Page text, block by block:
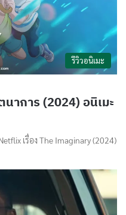
รีวิวอนิเมะ
าการ (2024) อนิเมะ
เรื่อง The Imaginary (2024)